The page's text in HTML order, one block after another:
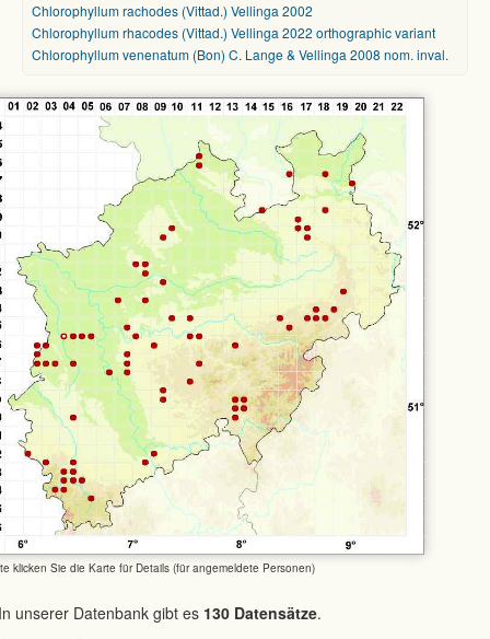
Chlorophyllum rachodes (Vittad.) Vellinga 2002
Chlorophyllum rhacodes (Vittad.) Vellinga 2022 orthographic variant
Chlorophyllum venenatum (Bon) C. Lange & Vellinga 2008 nom. inval.
klicken Sie die Karte für Details (für angemeldete Personen)
unserer Datenbank gibt es 130 Datensätze.